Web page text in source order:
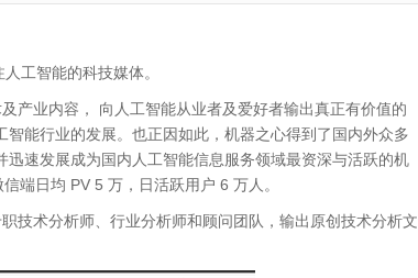
工智能的科技媒体。
产业内容， 向人工智能从业者及爱好者输出真正有价值的
能行业的发展。也正因如此，机器之心得到了国内外众多
速发展成为国内人工智能信息服务领域最资深与活跃的机
端日均 PV 5 万，日活跃用户 6 万人。
技术分析师、行业分析师和顾问团队，输出原创技术分析文